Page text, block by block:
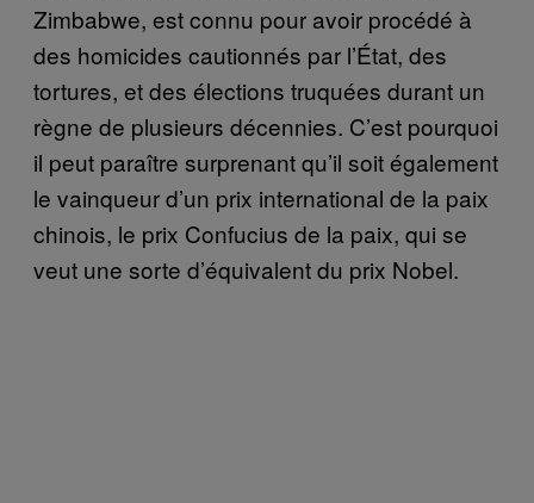
Zimbabwe, est connu pour avoir procédé à
des homicides cautionnés par l’État, des
tortures, et des élections truquées durant un
règne de plusieurs décennies. C’est pourquoi
il peut paraître surprenant qu’il soit également
le vainqueur d’un prix international de la paix
chinois, le prix Confucius de la paix, qui se
veut une sorte d’équivalent du prix Nobel.